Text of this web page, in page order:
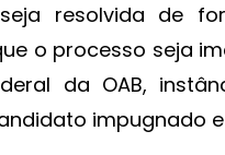
resolvida de
o processo seja
da OAB,
impugnado